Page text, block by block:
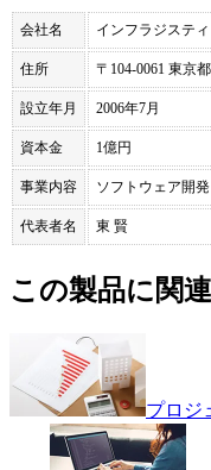
会社名 インフラジステ
住所 〒104-0061 東京
設立年月 2006年7月
資本金 1億円
事業内容 ソフトウェア開
代表者名 東 賢
この製品に関
プロジ